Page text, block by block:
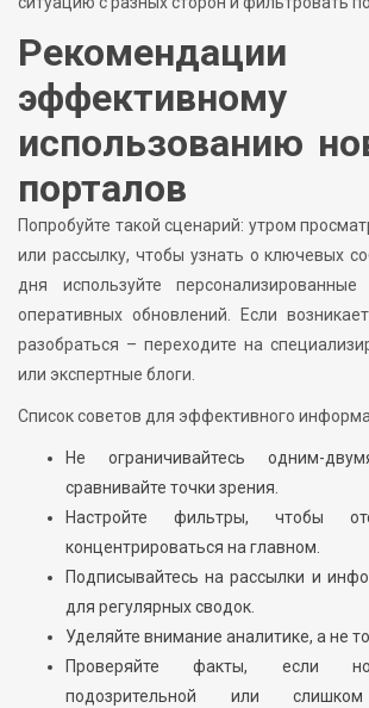
эффективному
использованию
порталов
Попробуйте такой сценарий: утром
или рассылку, чтобы узнать о ключевых
дня используйте
оперативных обновлений. Если
разобраться – переходите на
или экспертные блоги.
Список советов для эффективного
Не ограничивайтесь одним-
сравнивайте точки зрения.
Настройте фильтры, чтобы
концентрироваться на главном.
Подписывайтесь на рассылки и
для регулярных сводок.
Уделяйте внимание аналитике, а не
Проверяйте факты, если
подозрительной или